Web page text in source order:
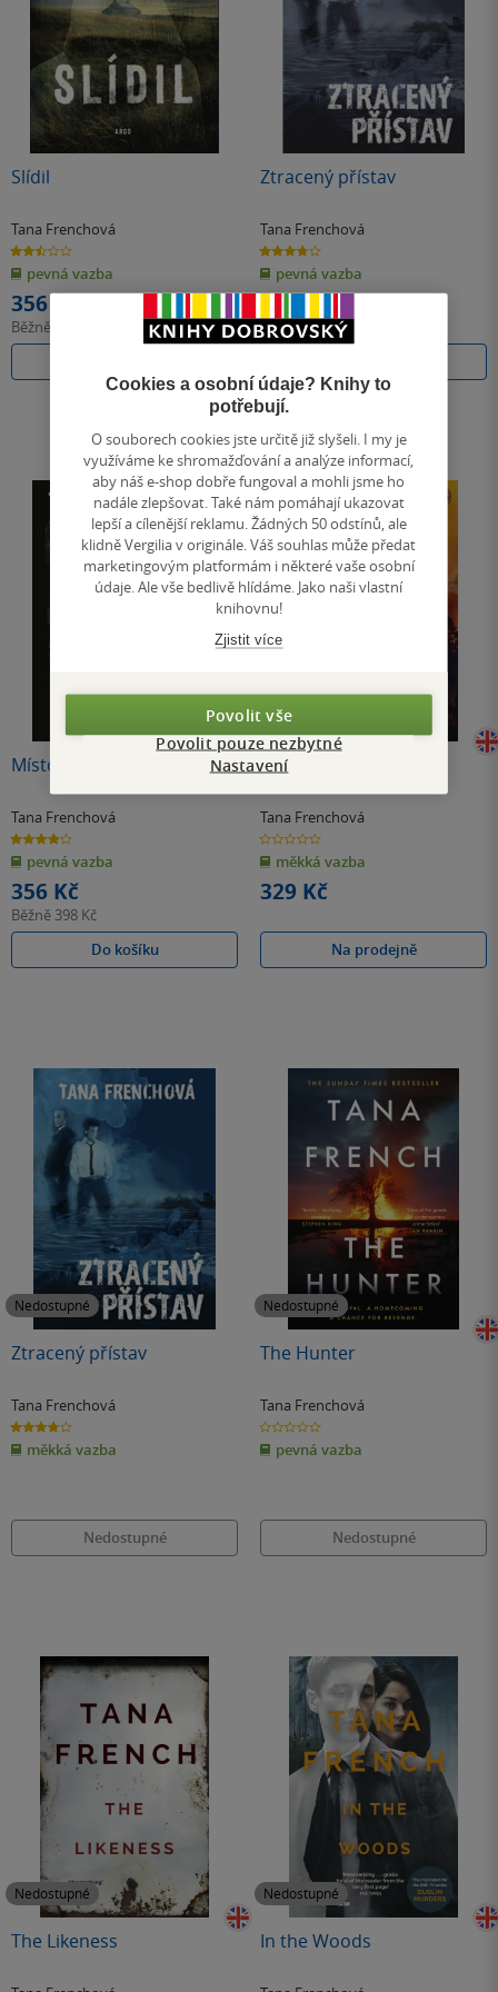
Slídil
Tana Frenchová
2.5
z
5
hvězdiček
pevná vazba
356 Kč
Běžně
Ztracený přístav
Tana Frenchová
3.8
z
5
hvězdiček
pevná vazba
Běžně398 Kč
Místo pro tajnosti
Tana Frenchová
3.9
z
5
hvězdiček
pevná vazba
356 Kč
Běžně 398 Kč
Do košíku
The Hunter
Tana Frenchová
0.0
z
5
hvězdiček
měkká vazba
329 Kč
Na prodejně
Nedostupné
Ztracený přístav
Tana Frenchová
3.8
z
5
hvězdiček
měkká vazba
Nedostupné
Nedostupné
The Hunter
Tana Frenchová
0.0
z
5
hvězdiček
pevná vazba
Nedostupné
Nedostupné
The Likeness
Nedostupné
In the Woods
Cookies a osobní údaje? Knihy to
potřebují.
O souborech cookies jste určitě již slyšeli. I my je
využíváme ke shromažďování a analýze informací,
aby náš e-shop dobře fungoval a mohli jsme ho
nadále zlepšovat. Také nám pomáhají ukazovat
lepší a cílenější reklamu. Žádných 50 odstínů, ale
klidně Vergilia v originále. Váš souhlas může předat
marketingovým platformám i některé vaše osobní
údaje. Ale vše bedlivě hlídáme. Jako naši vlastní
knihovnu!
Zjistit více
Povolit vše
Povolit pouze nezbytné
Nastavení